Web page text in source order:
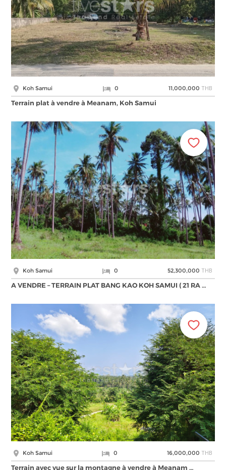
Koh Samui 0 11,000,000 THB
Terrain plat à vendre à Meanam, Koh Samui
Koh Samui 0 52,300,000 THB
A VENDRE – TERRAIN PLAT BANG KAO KOH SAMUI ( 21 RA …
Koh Samui 0 16,000,000 THB
Terrain avec vue sur la montagne à vendre à Meanam …